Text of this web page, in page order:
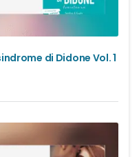
di Didone Vol. 1